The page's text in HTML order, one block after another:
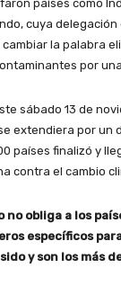
países como
cuya delegación
la palabra
por
sábado 13 de
extendiera por un
países finalizó y
contra el cambio
no obliga a los
específicos
y son los más